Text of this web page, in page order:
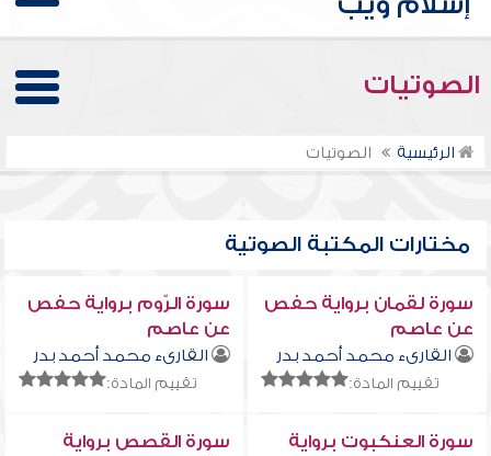
الصوتيات
الرئيسية الصوتيات
مختارات المكتبة الصوتية
سورة لقمان برواية حفص
عن عاصم
القارىء محمد أحمد بدر
تقييم المادة:
سورة الرّوم برواية حفص
عن عاصم
القارىء محمد أحمد بدر
تقييم المادة:
سورة العنكبوت برواية
سورة القصص برواية